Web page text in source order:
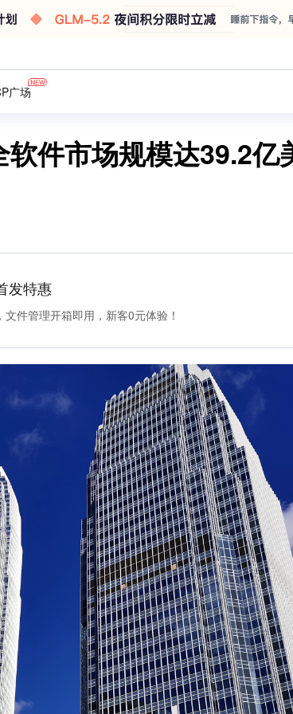
广场
件市场规模达39.2亿
发特惠
件管理开箱即用，新客0元体验！